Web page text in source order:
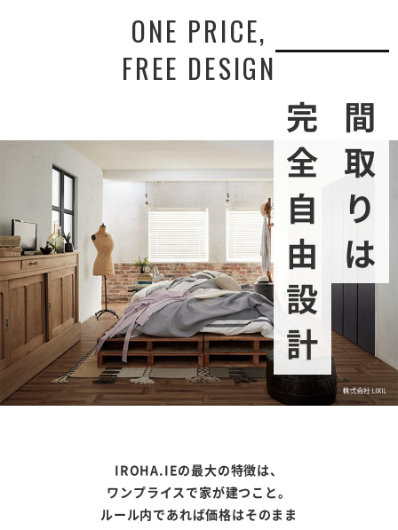
ONE PRICE,
FREE DESIGN
間取りは
完全自由設計
IROHA.IEの最大の特徴は、
ワンプライスで家が建つこと。
ルール内であれば価格はそのまま